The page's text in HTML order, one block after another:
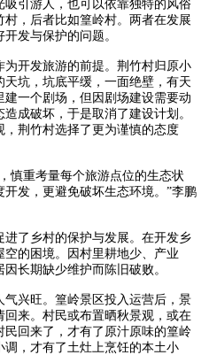
引游人，也可以依靠独特的风俗
，后者比如篁岭村。两者在发展
发与保护的问题。
开发旅游的前提。荆竹村归原小
坑，坑底平缓，一面绝壁，有天
一个剧场，但因剧场建设需要动
成破坏，于是取消了建设计划。
荆竹村选择了更为谨慎的态度
重考量每个旅游点位的生态状
发，更避免破坏生态环境。”李鹏
了乡村的保护与发展。在开发乡
的困境。因村里耕地少、产业
长期缺少维护而陈旧破败。
兴旺。篁岭景区投入运营后，景
来。村民或布置晒秋景观，或在
回来了，才有了原汁原味的篁岭
，才有了土灶上烹饪的本土小